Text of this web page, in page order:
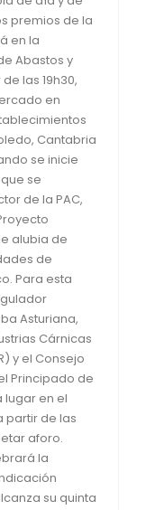
premios de la
en la
Abastos y
las 19h30,
en
Cantabria
se inicie
se
de la PAC,
alubia de
de
Para esta
Asturiana,
Cárnicas
y el Consejo
Principado de
lugar en el
partir de las
aforo.
la
su quinta